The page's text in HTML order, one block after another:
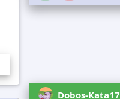
Dobos-Kata17